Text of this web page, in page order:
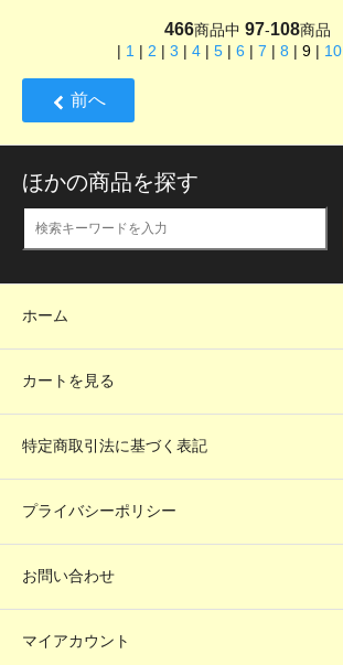
466商品中 97-108商品
| 1 | 2 | 3 | 4 | 5 | 6 | 7 | 8 | 9 | 10
前へ
ほかの商品を探す
ホーム
カートを見る
特定商取引法に基づく表記
プライバシーポリシー
お問い合わせ
マイアカウント